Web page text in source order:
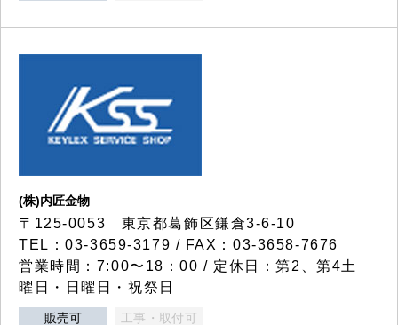
(株)内匠金物
〒125-0053 東京都葛飾区鎌倉3-6-10
TEL：03-3659-3179 / FAX：03-3658-7676
営業時間：7:00〜18：00 / 定休日：第2、第4土
曜日・日曜日・祝祭日
販売可 工事・取付可